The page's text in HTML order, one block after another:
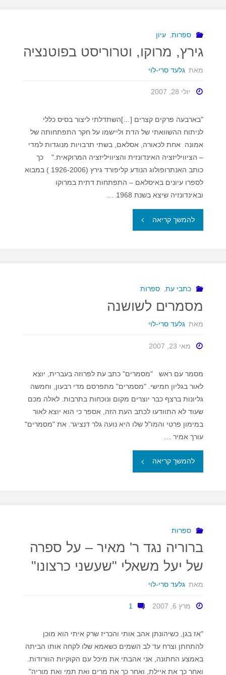
גדול
–
על
ספרו
חנוך
דאום"
ספרות עיון
גירץ, מרוקו, וטרוריסט בפוטנציה
מאת גלעד סרי-לוי
יולי 28, 2007
"בארבעה פרקים קצרים […]השתדלתי ליצור בסיס כללי
לניתוח ההשוואתי של הדת וליישמו על חקר התפתחותה של
אמונה אחת לכאורה, אסלאם, בשתי תרבויות מנוגדות למדי
– הציוויליזציה האינדונזית והציוויליזציה המרוקאית." כך
כותב האנתרופולוג הנודע קליפורד גירץ (1926-2006 ) במבוא
לספרו עיונים באיסלאם – התפתחות דתית במרוקו
ובאינדונזיה שיצא בשנת 1968 …
להמשך קריאה "גירץ,
כתבי עת ספרות
מסמרים לשושנה
מאת גלעד סרי-לוי
מאי 23, 2007
מסמר עם ראש "מסמרים" כתב עת לפרוזה בעברית, יוצא
לאור בגליון חמישי. "מסמרים" מתפרסם מדי רבעון, וחמשה
גליונות ברצף כבר יוצרים מקום ונוכחות בתרבות. לאלה מכם
שעוד לא התוודעו לכתב העת הזה, אספר כי הוא יוצא לאור
במימון פרטי והמו"ל שלו היא נועה גלר דנציגר. את "מסמרים"
עורך אמיר …
להמשך קריאה "מסמרים
ספרות
ברוריה נגד ר' מאיר – על ספרה
של יעל משאלי "שעשני כרצונו"
מאת גלעד סרי-לוי
מרץ 6, 2007 1
"אז בגן, כשיהונתן אהב אותי והכריז שרק איתי הוא מוכן
להתחתן וצרח עד לב השמים כשאמא שלו לקחה אותו הביתה
באמצע החתונה, אני אהבתי את מיכל עם הקוקיות הוורודות.
ואחר כך את איילת, ואחר כך את מרים ואת תמי ואת מוריה"